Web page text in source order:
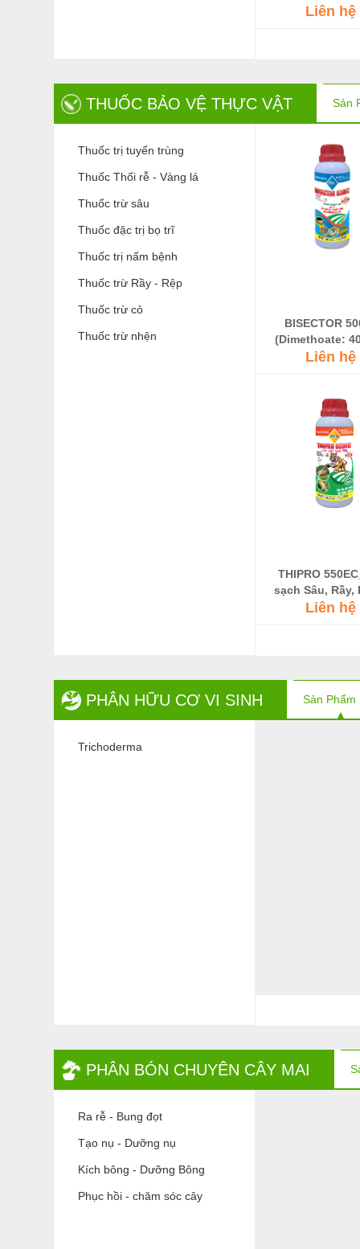
Liên hệ
THUỐC BẢO VỆ THỰC VẬT Sản
Thuốc trị tuyến trùng
Thuốc Thối rễ - Vàng lá
Thuốc trừ sâu
Thuốc đặc trị bọ trĩ
Thuốc trị nấm bệnh
Thuốc trừ Rầy - Rệp
Thuốc trừ cỏ
Thuốc trừ nhện
BISECTOR
(Dimethoate:
Fenobucard:
bọ trĩ, Rầy nâu,
Sâu khoang
Liên hệ
THIPRO
sạch Sâu, Rầy,
Rệp Sáp, Kiến,
Liên hệ
PHÂN HỮU CƠ VI SINH Sản Phẩm
Trichoderma
PHÂN BÓN CHUYÊN CÂY MAI
Ra rễ - Bung đọt
Tạo nụ - Dưỡng nụ
Kích bông - Dưỡng Bông
Phục hồi - chăm sóc cây